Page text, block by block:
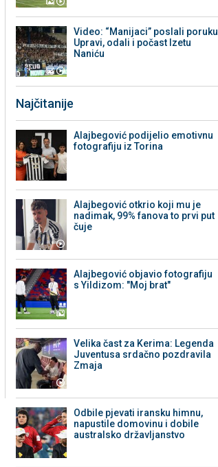
Video: “Manijaci” poslali poruku
Upravi, odali i počast Izetu
Naniću
Najčitanije
Alajbegović podijelio emotivnu
fotografiju iz Torina
Alajbegović otkrio koji mu je
nadimak, 99% fanova to prvi put
čuje
Alajbegović objavio fotografiju
s Yildizom: "Moj brat"
Velika čast za Kerima: Legenda
Juventusa srdačno pozdravila
Zmaja
Odbile pjevati iransku himnu,
napustile domovinu i dobile
australsko državljanstvo